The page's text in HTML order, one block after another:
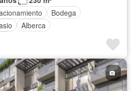
Bodega
Alberca